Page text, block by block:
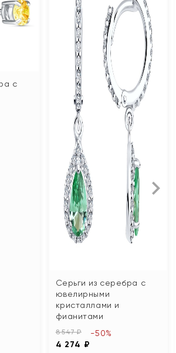
с
Серьги из серебра с
ювелирными
кристаллами и
фианитами
8 547 ₽
4 274 ₽
-50%